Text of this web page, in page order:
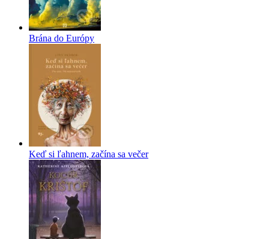
Brána do Európy
Keď si ľahnem, začína sa večer